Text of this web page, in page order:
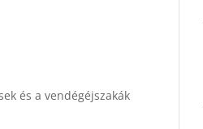
és a vendégéjszakák